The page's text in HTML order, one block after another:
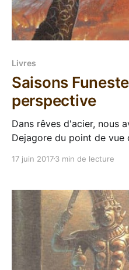
Livres
Saisons
perspective
Dans rêves d'acier, nous
Dejagore du point de vue
sans pitié. Dans ce
mêmes évènements
17 juin 20173 min de lecture